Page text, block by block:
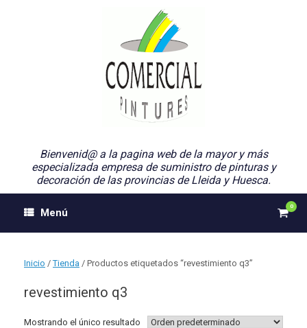
Bienvenid@ a la pagina web de la mayor y más
especializada empresa de suministro de pinturas y
decoración de las provincias de Lleida y Huesca.
Menú
Ver
0
Inicio /Tienda / Productos etiquetados “revestimiento q3”
revestimiento q3
Mostrando el único resultado